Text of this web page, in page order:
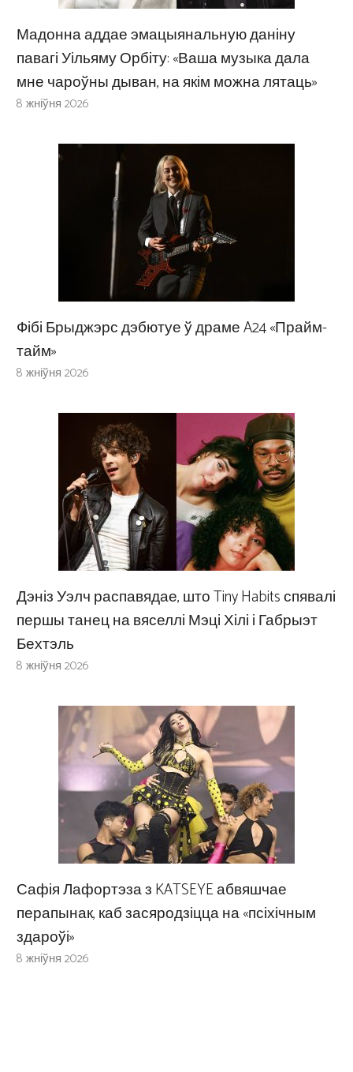
Мадонна аддае эмацыянальную даніну
павагі Уільяму Орбіту: «Ваша музыка дала
мне чароўны дыван, на якім можна лятаць»
8 жніўня 2026
Фібі Брыджэрс дэбютуе ў драме A24 «Прайм-
тайм»
8 жніўня 2026
Дэніз Уэлч распавядае, што Tiny Habits спявалі
першы танец на вяселлі Мэці Хілі і Габрыэт
Бехтэль
8 жніўня 2026
Сафія Лафортэза з KATSEYE абвяшчае
перапынак, каб засяродзіцца на «псіхічным
здароўі»
8 жніўня 2026